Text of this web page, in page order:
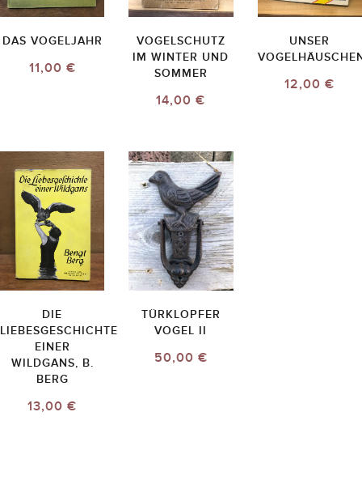
DAS VOGELJAHR
11,00 €
VOGELSCHUTZ
IM WINTER UND
SOMMER
14,00 €
UNSER
12,00 €
DIE
LIEBESGESCHICHTE
EINER
WILDGANS, B.
BERG
13,00 €
TÜRKLOPFER
VOGEL II
50,00 €